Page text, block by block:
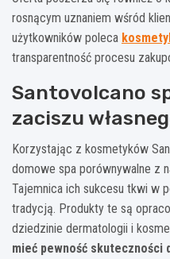
rosnącym uznaniem wśród
użytkowników poleca
transparentność procesu
Santovolcano
zaciszu
Korzystając z kosmetyków
domowe spa porównywalne z
Tajemnica ich sukcesu tkwi w
tradycją. Produkty te są
dziedzinie dermatologii i
mieć pewność skuteczności